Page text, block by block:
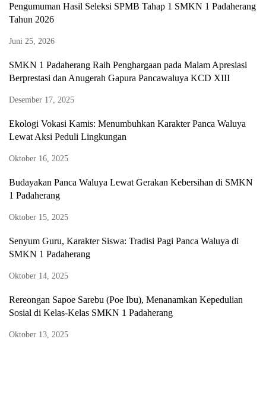
Pengumuman Hasil Seleksi SPMB Tahap 1 SMKN 1 Padaherang
Tahun 2026
Juni 25, 2026
SMKN 1 Padaherang Raih Penghargaan pada Malam Apresiasi
Berprestasi dan Anugerah Gapura Pancawaluya KCD XIII
Desember 17, 2025
Ekologi Vokasi Kamis: Menumbuhkan Karakter Panca Waluya
Lewat Aksi Peduli Lingkungan
Oktober 16, 2025
Budayakan Panca Waluya Lewat Gerakan Kebersihan di SMKN
1 Padaherang
Oktober 15, 2025
Senyum Guru, Karakter Siswa: Tradisi Pagi Panca Waluya di
SMKN 1 Padaherang
Oktober 14, 2025
Rereongan Sapoe Sarebu (Poe Ibu), Menanamkan Kepedulian
Sosial di Kelas-Kelas SMKN 1 Padaherang
Oktober 13, 2025